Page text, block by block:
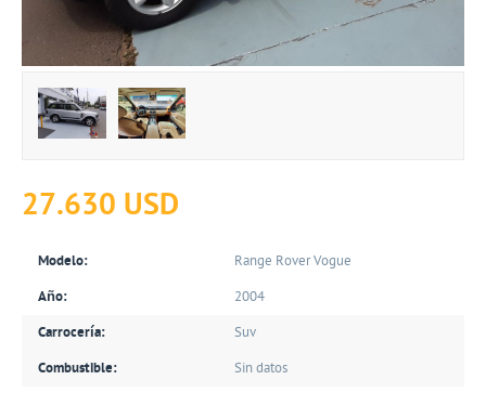
27.630 USD
Modelo: Range Rover Vogue
Año: 2004
Carrocería: Suv
Combustible: Sin datos